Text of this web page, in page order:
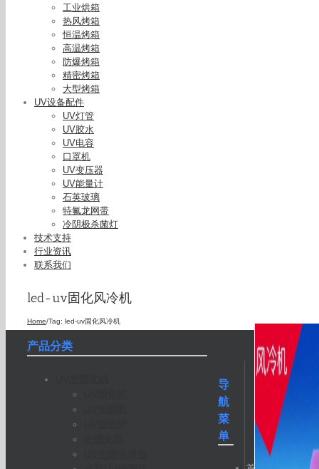
工业烘箱
热风烤箱
恒温烤箱
高温烤箱
防爆烤箱
精密烤箱
大型烤箱
UV设备配件
UV灯管
UV胶水
UV电容
口罩机
UV变压器
UV能量计
石英玻璃
特氟龙网带
冷阴极杀菌灯
技术支持
行业资讯
联系我们
led-uv固化风冷机
Home/Tag: led-uv固化风冷机
产品分类
导
航
菜
单